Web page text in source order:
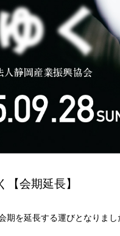
会期延長】
を延長する運びとなりまし